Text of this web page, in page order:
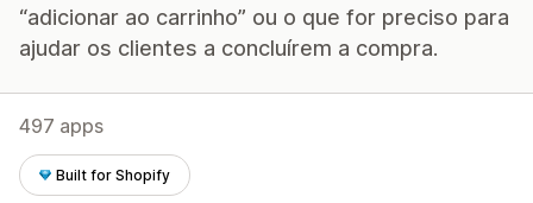
“adicionar ao carrinho” ou o que for preciso para
ajudar os clientes a concluírem a compra.
497 apps
Built for Shopify